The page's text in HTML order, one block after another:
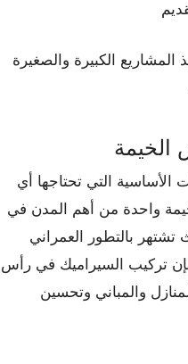
المشاريع الكبيرة والصغيرة
الأساسية التي تحتاجها أي
واحدة من أهم المدن في
تشتهر بالتطور العمراني
فإن تركيب السيراميك في رأس
والمباني وتحسين